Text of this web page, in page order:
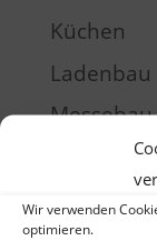
Wir verwenden
optimieren.
Küchen
Ladenbau
Messebau